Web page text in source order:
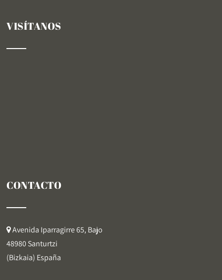
VISÍTANOS
CONTACTO
Avenida Iparragirre 65, Bajo
48980 Santurtzi
(Bizkaia) España